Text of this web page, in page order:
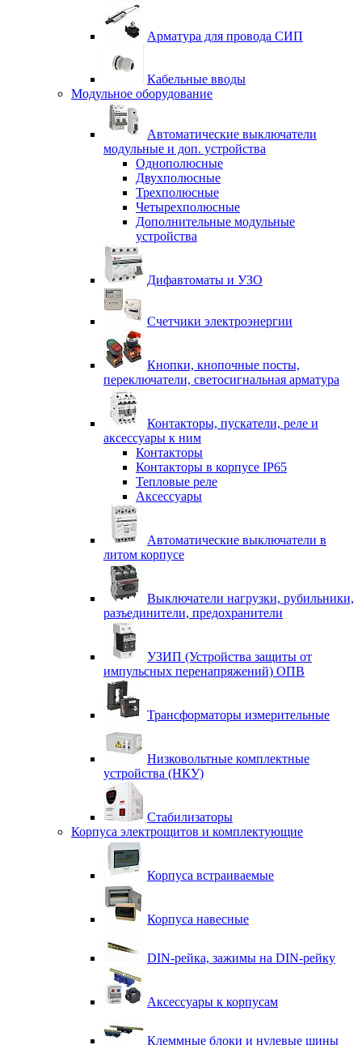
Арматура для провода СИП
Кабельные вводы
Модульное оборудование
Автоматические выключатели
модульные и доп. устройства
Однополюсные
Двухполюсные
Трехполюсные
Четырехполюсные
Дополнительные модульные
устройства
Дифавтоматы и УЗО
Счетчики электроэнергии
Кнопки, кнопочные посты,
переключатели, светосигнальная арматура
Контакторы, пускатели, реле и
аксессуары к ним
Контакторы
Контакторы в корпусе IP65
Тепловые реле
Аксессуары
Автоматические выключатели в
литом корпусе
Выключатели нагрузки, рубильники,
разъединители, предохранители
УЗИП (Устройства защиты от
импульсных перенапряжений) ОПВ
Трансформаторы измерительные
Низковольтные комплектные
устройства (НКУ)
Стабилизаторы
Корпуса электрощитов и комплектующие
Корпуса встраиваемые
Корпуса навесные
DIN-рейка, зажимы на DIN-рейку
Аксессуары к корпусам
Клеммные блоки и нулевые шины